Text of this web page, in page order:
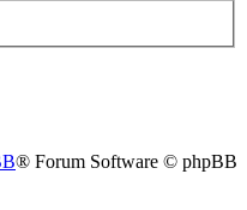
® Forum Software © phpBB